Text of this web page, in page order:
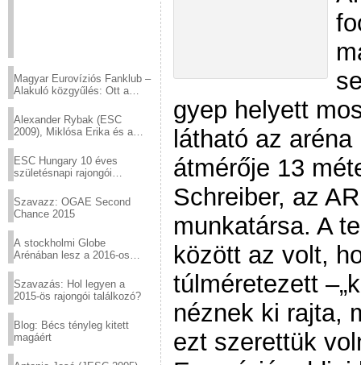
Magyar Eurovíziós Fanklub –
Alakuló közgyűlés: Ott a
Alexander Rybak (ESC
2009), Miklósa Erika és a
sztárjai a Margitszigeten
ESC Hungary 10 éves
születésnapi rajongói
Szavazz: OGAE Second
Chance 2015
A stockholmi Globe
Arénában lesz a 2016-os
Szavazás: Hol legyen a
2015-ös rajongói találkozó?
Blog: Bécs tényleg kitett
magáért
gyep helyett
látható az
átmérője 13
Schreiber, az
munkatársa. A
között az volt,
túlméretezett
néznek ki rajta,
ezt szerettük